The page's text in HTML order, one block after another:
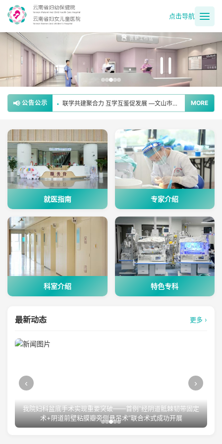
点击导航
📢 公告公示
•
• 以学促精强技能 规范诊疗提质效 ——文山市妇幼保健院开展口腔正畸专题培训
•
MORE
就医指南 专家介绍
科室介绍 特色专科
最新动态 更多 ›
‹
重磅直击｜昆明消防与区政府联动开展高层建筑灭火救援实战演
练
›